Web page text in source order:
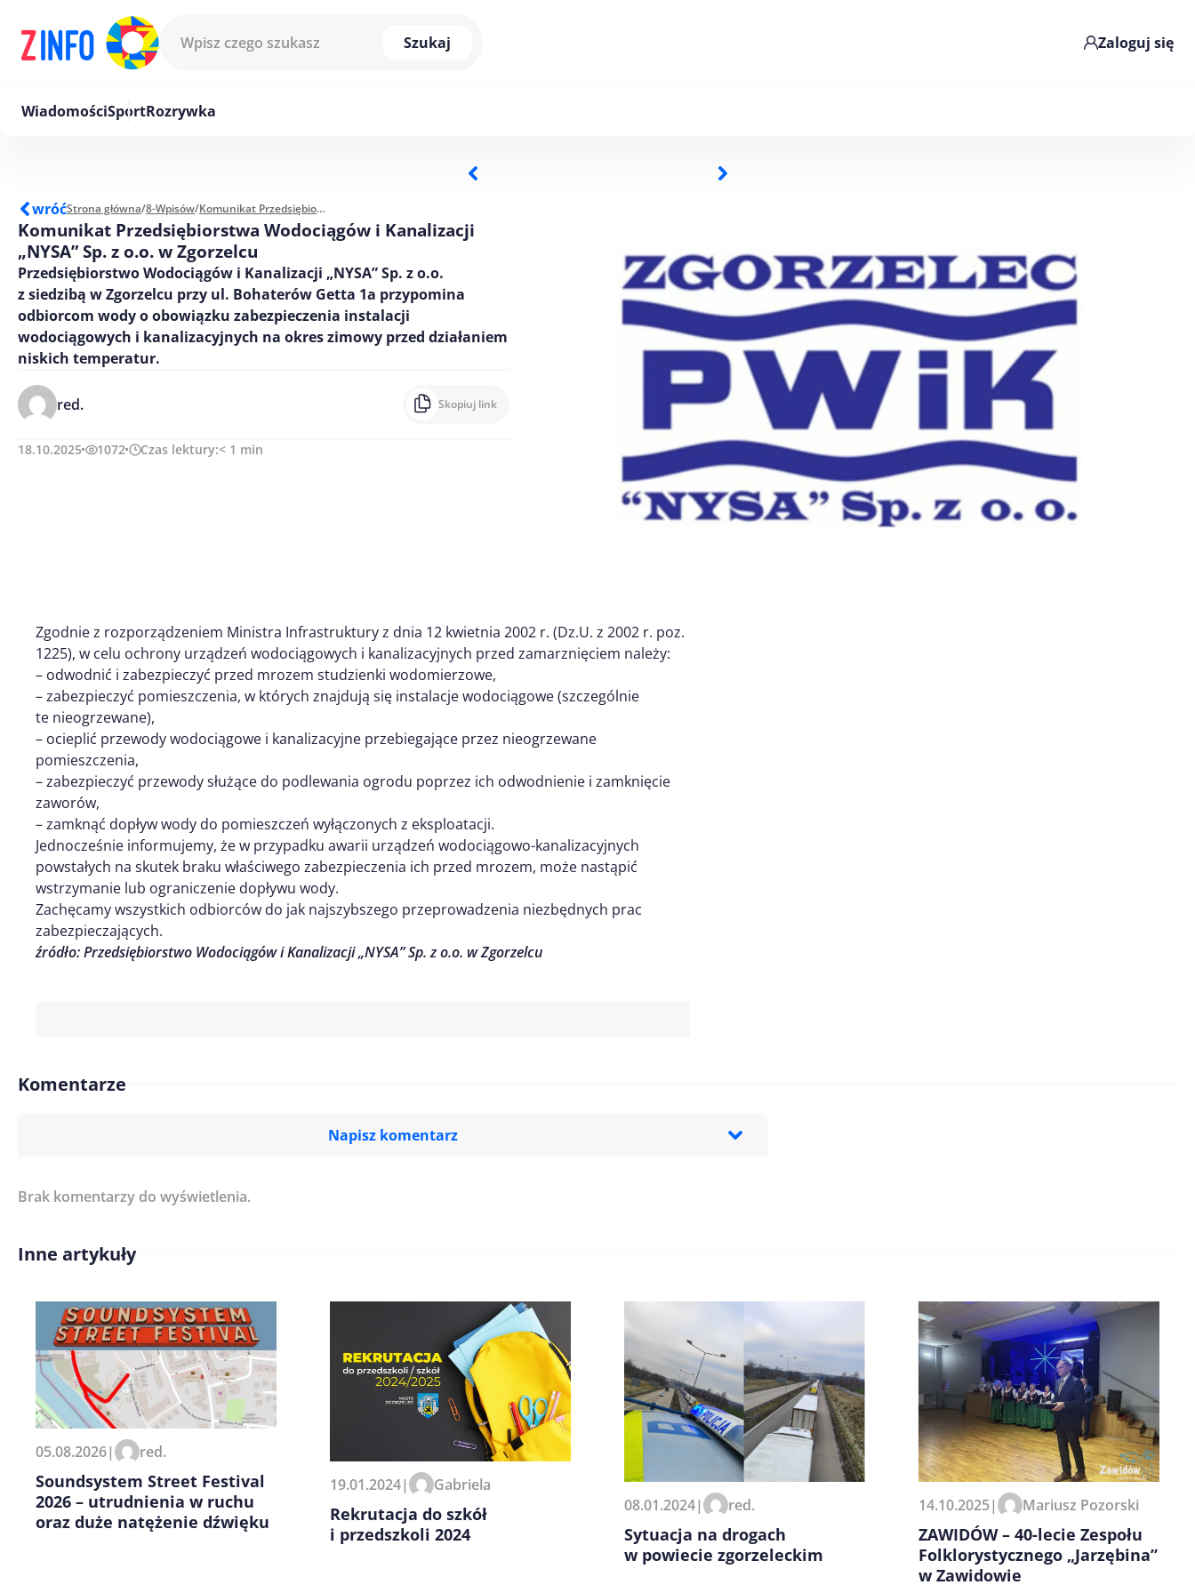
Szukaj
Zaloguj się
WiadomościSportRozrywka
wróćStrona główna/8-Wpisów/ Komunikat Przedsiębiorstwa Wodociągów i Kanalizacji „NYSA” Sp. z o.o. w Zgorzelcu
Komunikat Przedsiębiorstwa Wodociągów i Kanalizacji
„NYSA” Sp. z o.o. w Zgorzelcu
Przedsiębiorstwo Wodociągów i Kanalizacji „NYSA” Sp. z o.o.
z siedzibą w Zgorzelcu przy ul. Bohaterów Getta 1a przypomina
odbiorcom wody o obowiązku zabezpieczenia instalacji
wodociągowych i kanalizacyjnych na okres zimowy przed działaniem
niskich temperatur.
red. Skopiuj link
18.10.2025 1072 Czas lektury:< 1 min
Zgodnie z rozporządzeniem Ministra Infrastruktury z dnia 12 kwietnia 2002 r. (Dz.U. z 2002 r. poz.
1225), w celu ochrony urządzeń wodociągowych i kanalizacyjnych przed zamarznięciem należy:
– odwodnić i zabezpieczyć przed mrozem studzienki wodomierzowe,
– zabezpieczyć pomieszczenia, w których znajdują się instalacje wodociągowe (szczególnie
te nieogrzewane),
– ocieplić przewody wodociągowe i kanalizacyjne przebiegające przez nieogrzewane
pomieszczenia,
– zabezpieczyć przewody służące do podlewania ogrodu poprzez ich odwodnienie i zamknięcie
zaworów,
– zamknąć dopływ wody do pomieszczeń wyłączonych z eksploatacji.
Jednocześnie informujemy, że w przypadku awarii urządzeń wodociągowo-kanalizacyjnych
powstałych na skutek braku właściwego zabezpieczenia ich przed mrozem, może nastąpić
wstrzymanie lub ograniczenie dopływu wody.
Zachęcamy wszystkich odbiorców do jak najszybszego przeprowadzenia niezbędnych prac
zabezpieczających.
źródło: Przedsiębiorstwo Wodociągów i Kanalizacji „NYSA” Sp. z o.o. w Zgorzelcu
Komentarze
Napisz komentarz
Imię/ Nick*
Zapamiętaj moje dane w tej przeglądarce podczas pisania
kolejnych komentarzy.
Brak komentarzy do wyświetlenia.
Inne artykuły
05.08.2026| red.
Soundsystem Street Festival
2026 – utrudnienia w ruchu
oraz duże natężenie dźwięku
19.01.2024| Gabriela
Rekrutacja do szkół
i przedszkoli 2024
08.01.2024| red.
Sytuacja na drogach
w powiecie zgorzeleckim
14.10.2025| Mariusz Pozorski
ZAWIDÓW – 40-lecie Zespołu
Folklorystycznego „Jarzębina”
w Zawidowie